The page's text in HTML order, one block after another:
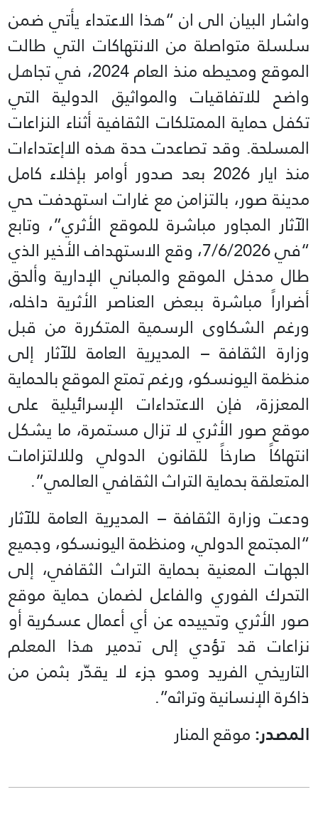
واشار البيان الى ان “هذا الاعتداء يأتي ضمن
سلسلة متواصلة من الانتهاكات التي طالت
الموقع ومحيطه منذ العام 2024، في تجاهل
واضح للاتفاقيات والمواثيق الدولية التي
تكفل حماية الممتلكات الثقافية أثناء النزاعات
المسلحة. وقد تصاعدت حدة هذه الاإعتداءات
منذ ايار 2026 بعد صدور أوامر بإخلاء كامل
مدينة صور، بالتزامن مع غارات استهدفت حي
الآثار المجاور مباشرة للموقع الأثري”، وتابع
“في 7/6/2026، وقع الاستهداف الأخير الذي
طال مدخل الموقع والمباني الإدارية وألحق
أضراراً مباشرة ببعض العناصر الأثرية داخله،
ورغم الشكاوى الرسمية المتكررة من قبل
وزارة الثقافة – المديرية العامة للآثار إلى
منظمة اليونسكو، ورغم تمتع الموقع بالحماية
المعززة، فإن الاعتداءات الإسرائيلية على
موقع صور الأثري لا تزال مستمرة، ما يشكل
انتهاكاً صارخاً للقانون الدولي وللالتزامات
المتعلقة بحماية التراث الثقافي العالمي”.
ودعت وزارة الثقافة – المديرية العامة للآثار
“المجتمع الدولي، ومنظمة اليونسكو، وجميع
الجهات المعنية بحماية التراث الثقافي، إلى
التحرك الفوري والفاعل لضمان حماية موقع
صور الأثري وتحييده عن أي أعمال عسكرية أو
نزاعات قد تؤدي إلى تدمير هذا المعلم
التاريخي الفريد ومحو جزء لا يقدّر بثمن من
ذاكرة الإنسانية وتراثه”.
المصدر:موقع المنار